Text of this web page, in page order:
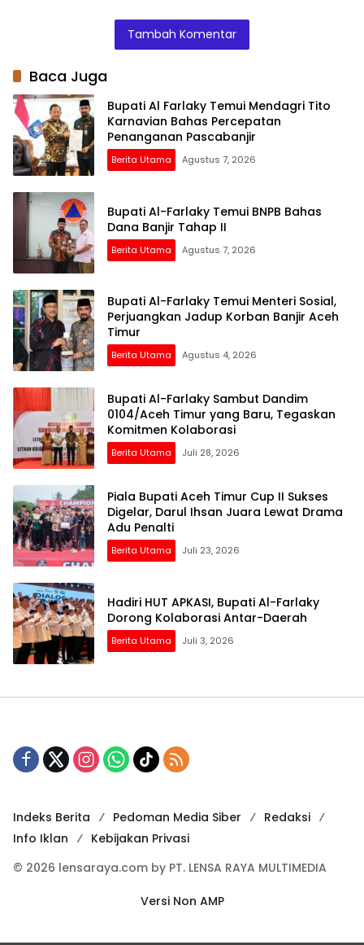
Juara Lewat
Drama Adu
Penalti
Kolaborasi
Tambah Komentar
Baca Juga
Bupati Al Farlaky Temui Mendagri Tito
Karnavian Bahas Percepatan
Penanganan Pascabanjir
Berita Utama Agustus 7, 2026
Bupati Al-Farlaky Temui BNPB Bahas
Dana Banjir Tahap II
Berita Utama Agustus 7, 2026
Bupati Al-Farlaky Temui Menteri Sosial,
Perjuangkan Jadup Korban Banjir Aceh
Timur
Berita Utama Agustus 4, 2026
Bupati Al-Farlaky Sambut Dandim
0104/Aceh Timur yang Baru, Tegaskan
Komitmen Kolaborasi
Berita Utama Juli 28, 2026
Piala Bupati Aceh Timur Cup II Sukses
Digelar, Darul Ihsan Juara Lewat Drama
Adu Penalti
Berita Utama Juli 23, 2026
Hadiri HUT APKASI, Bupati Al-Farlaky
Dorong Kolaborasi Antar-Daerah
Berita Utama Juli 3, 2026
Indeks Berita Pedoman Media Siber
Redaksi
Info Iklan
Kebijakan Privasi
© 2026 lensaraya.com by PT. LENSA RAYA MULTIMEDIA
Versi Non AMP